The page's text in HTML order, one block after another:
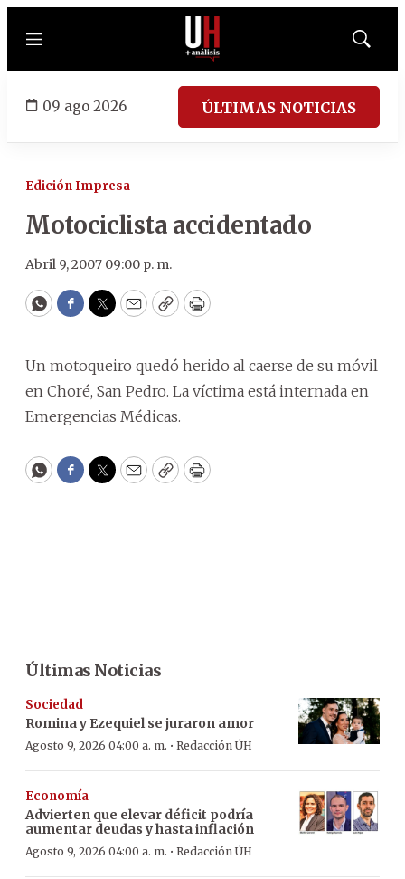
Menú
Mostrar
09 ago 2026 ÚLTIMAS NOTICIAS
Edición Impresa
Motociclista accidentado
Abril 9, 2007 09:00 p. m.
WhatsApp
Facebook
Twitter
EmailCopyPrint
Un motoqueiro quedó herido al caerse de su móvil
en Choré, San Pedro. La víctima está internada en
Emergencias Médicas.
WhatsApp
Facebook
Twitter
EmailCopyPrint
Últimas Noticias
Sociedad
Romina y Ezequiel se juraron amor
Agosto 9, 2026 04:00 a. m. · Redacción ÚH
Economía
Advierten que elevar déficit podría
aumentar deudas y hasta inflación
Agosto 9, 2026 04:00 a. m. · Redacción ÚH